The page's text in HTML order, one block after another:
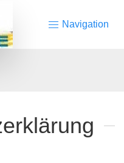
Navigation